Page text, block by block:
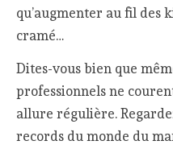
qu’augmenter au fil des
cramé…
Dites-vous bien que
professionnels ne
allure régulière.
records du monde du